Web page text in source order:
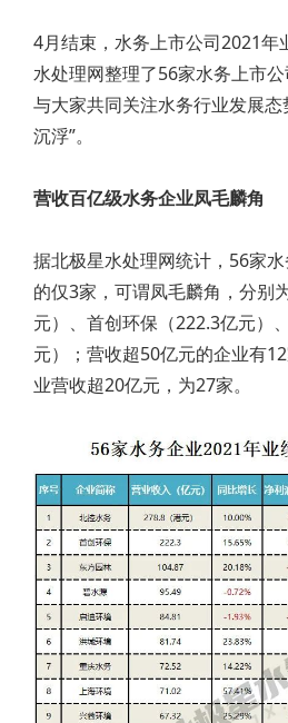
4月结束，水务上市公司2021年
水处理网整理了56家水务上市公
与大家共同关注水务行业发展态
沉浮”。
营收百亿级水务企业凤毛麟角
据北极星水处理网统计，56家
的仅3家，可谓凤毛麟角，分别
元）、首创环保（222.3亿元）
元）；营收超50亿元的企业有
业营收超20亿元，为27家。